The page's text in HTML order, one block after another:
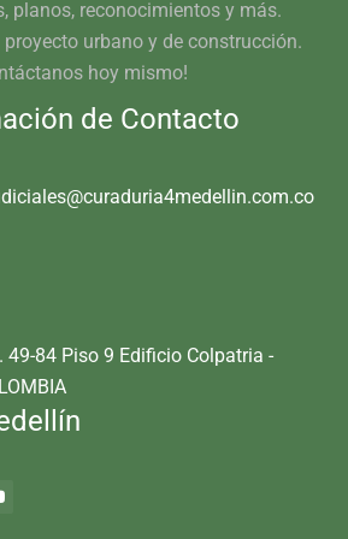
planos, reconocimientos y más.
urbano y de construcción.
hoy mismo!
de Contacto
49-84 Piso 9 Edificio Colpatria -